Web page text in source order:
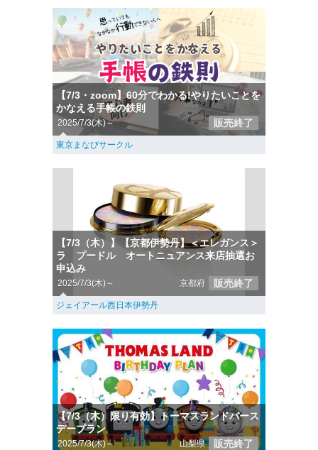
【7/3・zoom】60分でわかる!やりたいことを
かなえる手帳の鉄則
2025/7/3(木)～ 販売終了
東京まなびサークル
【7/3（木）】【京都伊勢丹】＜エレガンス＞
ラ プードル オートニュアンス来店抽選お
申込み
2025/7/3(木)～ 京都府 販売終了
ジェイアール西日本伊勢丹
【7/3（木）限り有効】トーマスランドバース
デープラン
2025/7/3(木)～ 山梨県 販売終了